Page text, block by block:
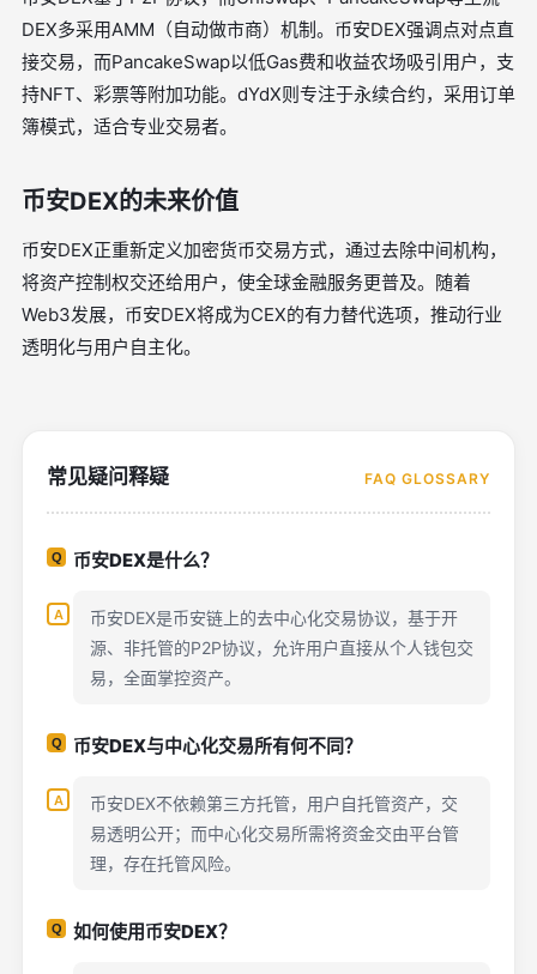
DEX多采用AMM（自动做市商）机制。币安DEX强调点对点直
接交易，而PancakeSwap以低Gas费和收益农场吸引用户，支
持NFT、彩票等附加功能。dYdX则专注于永续合约，采用订单
簿模式，适合专业交易者。
币安DEX的未来价值
币安DEX正重新定义加密货币交易方式，通过去除中间机构，
将资产控制权交还给用户，使全球金融服务更普及。随着
Web3发展，币安DEX将成为CEX的有力替代选项，推动行业
透明化与用户自主化。
常见疑问释疑 FAQ GLOSSARY
币安DEX是什么？
币安DEX是币安链上的去中心化交易协议，基于开
源、非托管的P2P协议，允许用户直接从个人钱包交
易，全面掌控资产。
币安DEX与中心化交易所有何不同？
币安DEX不依赖第三方托管，用户自托管资产，交
易透明公开；而中心化交易所需将资金交由平台管
理，存在托管风险。
如何使用币安DEX？